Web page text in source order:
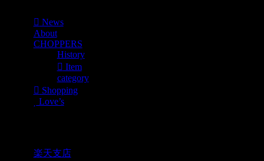
News
About
CHOPPERS
History
Item
category
Shopping
Love’s
楽天支店